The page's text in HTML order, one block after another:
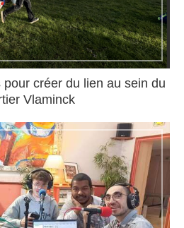
créer du lien au sein du
Vlaminck